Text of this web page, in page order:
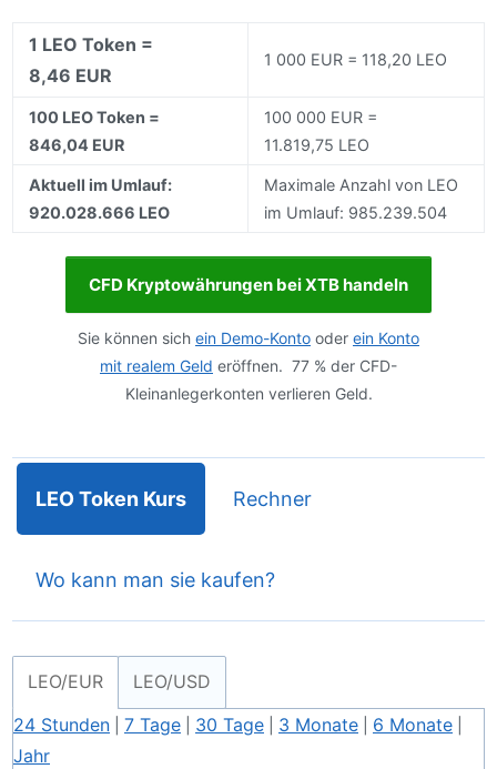
1 LEO Token =
8,46 EUR
1 000 EUR = 118,20 LEO
100 LEO Token =
846,04 EUR
100 000 EUR =
11.819,75 LEO
Aktuell im Umlauf:
920.028.666 LEO
Maximale Anzahl von LEO
im Umlauf: 985.239.504
CFD Kryptowährungen bei XTB handeln
Sie können sich ein Demo-Konto oder ein Konto
mit realem Geld eröffnen. 77 % der CFD-
Kleinanlegerkonten verlieren Geld.
LEO Token Kurs Rechner
Wo kann man sie kaufen?
LEO/EUR
LEO/USD
24 Stunden
7 Tage 30 Tage 3 Monate 6 Monate
Jahr